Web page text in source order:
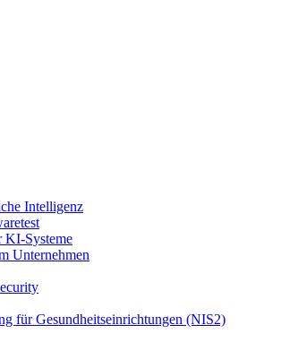
Intelligenz
KI-Systeme
Unternehmen
für Gesundheitseinrichtungen (NIS2)